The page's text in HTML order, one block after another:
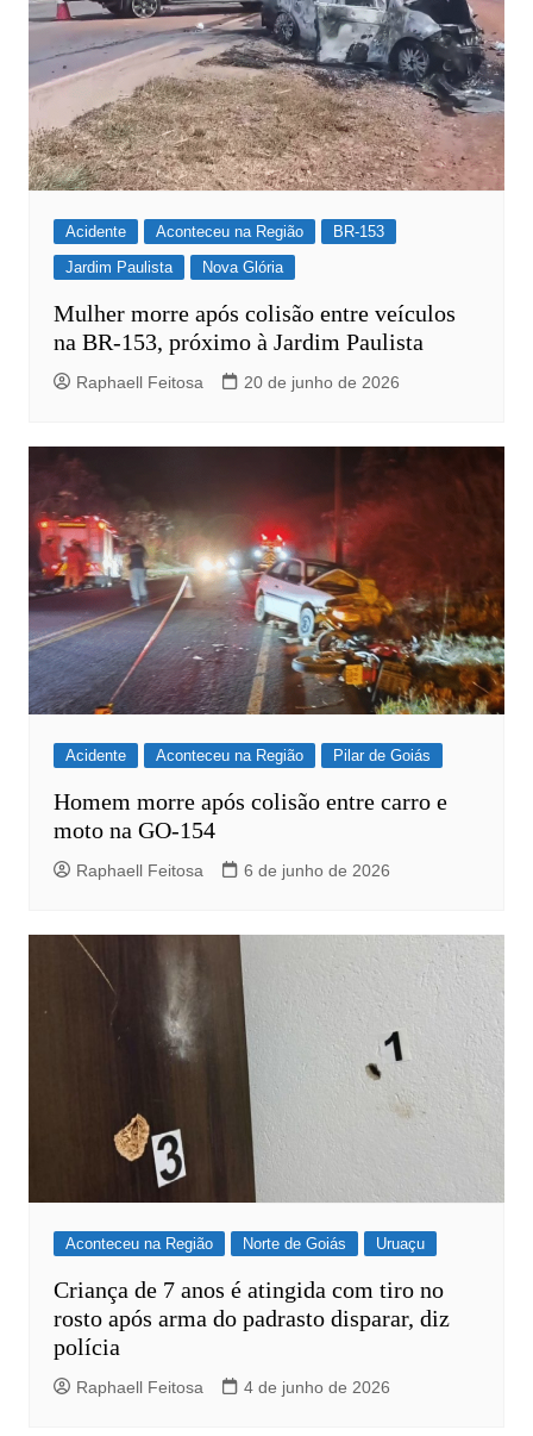
Acidente Aconteceu na Região
BR-153
Jardim Paulista
Nova Glória
Mulher morre após colisão entre veículos
na BR-153, próximo à Jardim Paulista
Raphaell Feitosa 20 de junho de 2026
Acidente Aconteceu na Região Pilar de Goiás
Homem morre após colisão entre carro e
moto na GO-154
Raphaell Feitosa 6 de junho de 2026
Aconteceu na Região Norte de Goiás Uruaçu
Criança de 7 anos é atingida com tiro no
rosto após arma do padrasto disparar, diz
polícia
Raphaell Feitosa 4 de junho de 2026